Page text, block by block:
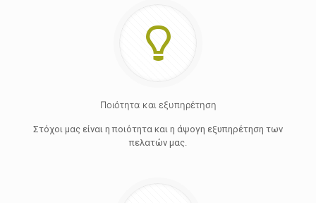
Ποιότητα και εξυπηρέτηση
Στόχοι μας είναι η ποιότητα και η άψογη εξυπηρέτηση των
πελατών μας.